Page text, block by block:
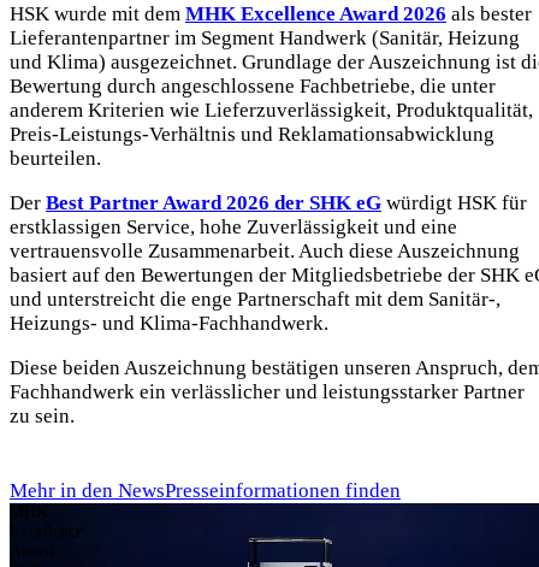
HSK wurde mit dem MHK Excellence Award 2026 als bester
Lieferantenpartner im Segment Handwerk (Sanitär, Heizung
und Klima) ausgezeichnet. Grundlage der Auszeichnung ist
Bewertung durch angeschlossene Fachbetriebe, die unter
anderem Kriterien wie Lieferzuverlässigkeit, Produktqualität,
Preis-Leistungs-Verhältnis und Reklamationsabwicklung
beurteilen.
Der Best Partner Award 2026 der SHK eG würdigt HSK für
erstklassigen Service, hohe Zuverlässigkeit und eine
vertrauensvolle Zusammenarbeit. Auch diese Auszeichnung
basiert auf den Bewertungen der Mitgliedsbetriebe der SHK
und unterstreicht die enge Partnerschaft mit dem Sanitär-,
Heizungs- und Klima-Fachhandwerk.
Diese beiden Auszeichnung bestätigen unseren Anspruch,
Fachhandwerk ein verlässlicher und leistungsstarker Partner
zu sein.
Mehr in den NewsPresseinformationen finden
MHK
Excellence
Award